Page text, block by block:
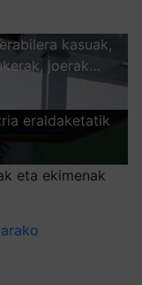
kasuak,
joerak…
eraldaketatik
eta ekimenak